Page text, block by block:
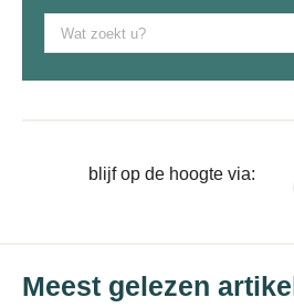
Zoek
naar:
blijf op de hoogte via:
Meest gelezen